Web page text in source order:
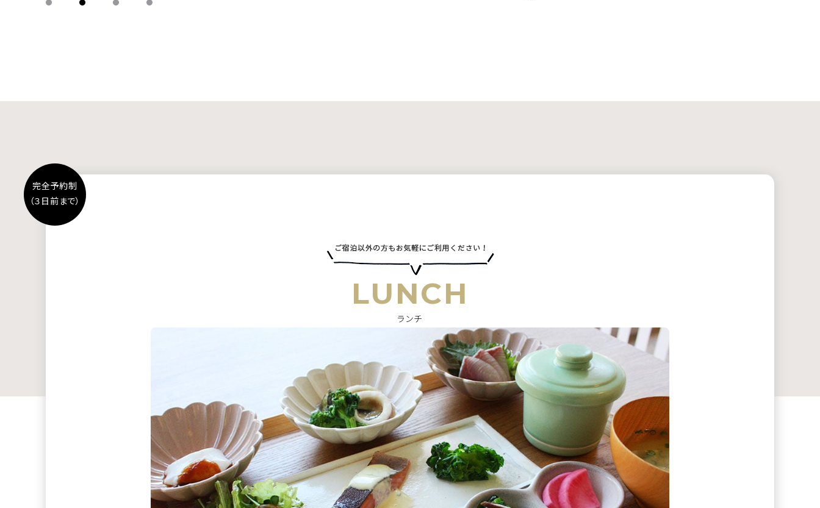
LUNCH
ランチ
完全予約制
（３日前まで）